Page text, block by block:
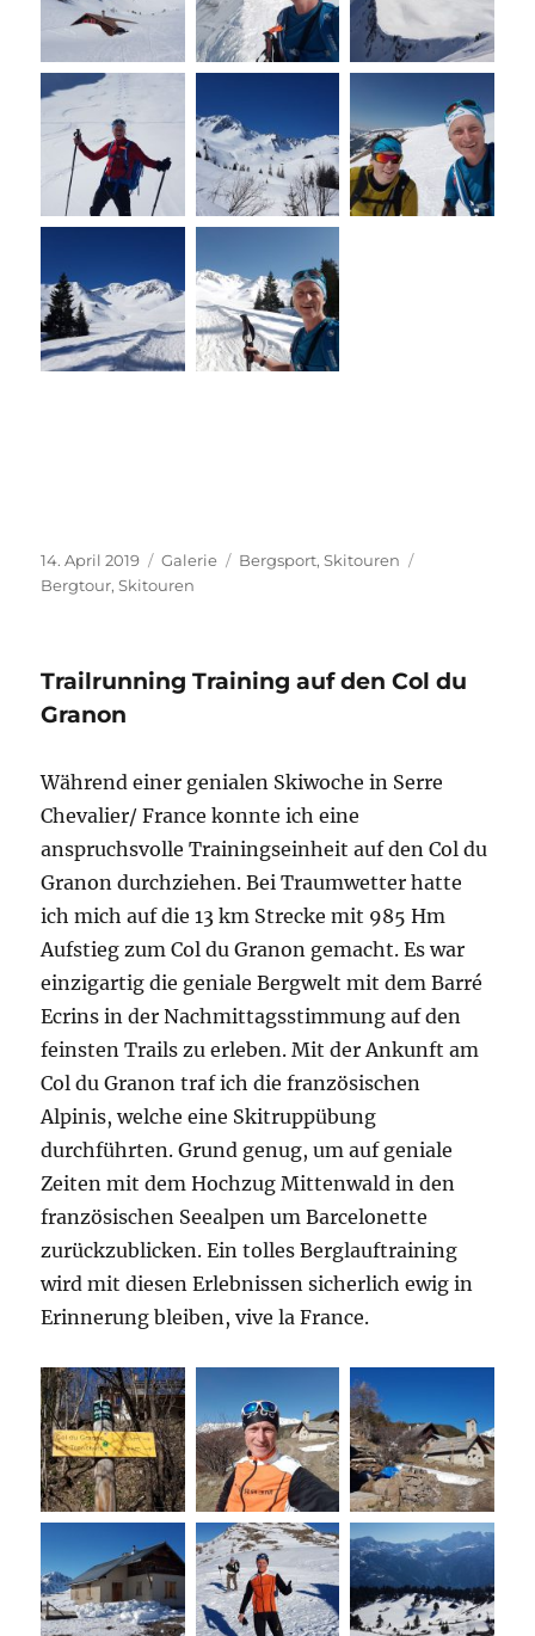
Veröffentlicht
am
14. April 2019 Format
Galerie Kategorien
Bergsport,Skitouren
Bergtour,Skitouren
Trailrunning Training auf den Col du
Granon
Während einer genialen Skiwoche in Serre
Chevalier/ France konnte ich eine
anspruchsvolle Trainingseinheit auf den Col du
Granon durchziehen. Bei Traumwetter hatte
ich mich auf die 13 km Strecke mit 985 Hm
Aufstieg zum Col du Granon gemacht. Es war
einzigartig die geniale Bergwelt mit dem Barré
Ecrins in der Nachmittagsstimmung auf den
feinsten Trails zu erleben. Mit der Ankunft am
Col du Granon traf ich die französischen
Alpinis, welche eine Skitruppübung
durchführten. Grund genug, um auf geniale
Zeiten mit dem Hochzug Mittenwald in den
französischen Seealpen um Barcelonette
zurückzublicken. Ein tolles Berglauftraining
wird mit diesen Erlebnissen sicherlich ewig in
Erinnerung bleiben, vive la France.